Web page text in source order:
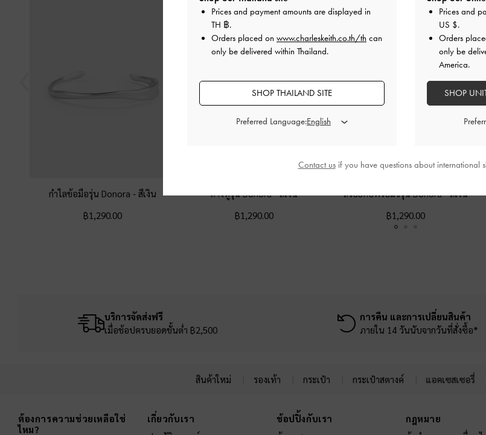
กำไลข้อมือรุ่น Donora - สีเงิน
฿1,290.00
ต่างหูรุ่น Donora-สีเงิน
฿1,290.00
สร้อยคอพร้อมจี้รุ่น Donora-สีเงิน
฿1,290.00
บริการจัดส่งฟรี
เมื่อช้อปครบยอดขั้นต่ำ ฿2,500
การคืน และการเปลี่ยนสินค้า
ภายใน 14 วันนับจากวันที่สั่งซื้อ*
สินค้าใหม่ รองเท้า กระเป๋า กระเป๋าสตางค์ แอคเซสเซอรี่
ต้องการความช่วยเหลือใช่
ไหม?
เกี่ยวกับเรา
ช้อปปิ้งกับเรา
กฎหมาย
Prices and payment amounts are displayed in
TH ฿.
Orders placed on www.charleskeith.co.th/th can
only be delivered within Thailand.
SHOP THAILAND SITE
Preferred Language:
Prices and
US $.
Orders
only be
America.
SHOP
Contact usif you have questions about international